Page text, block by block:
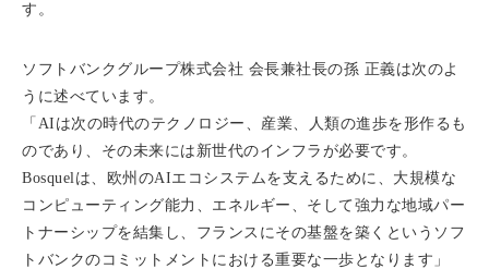
す。
ソフトバンクグループ株式会社 会長兼社長の孫 正義は次のよ
うに述べています。
「AIは次の時代のテクノロジー、産業、人類の進歩を形作るも
のであり、その未来には新世代のインフラが必要です。
Bosquelは、欧州のAIエコシステムを支えるために、大規模な
コンピューティング能力、エネルギー、そして強力な地域パー
トナーシップを結集し、フランスにその基盤を築くというソフ
トバンクのコミットメントにおける重要な一歩となります」